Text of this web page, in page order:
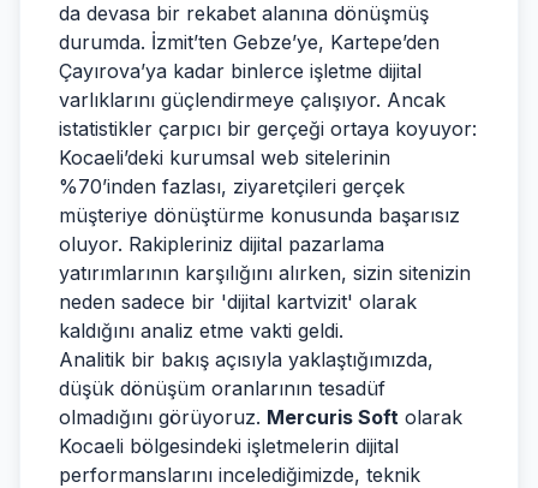
da devasa bir rekabet alanına dönüşmüş
durumda. İzmit’ten Gebze’ye, Kartepe’den
Çayırova’ya kadar binlerce işletme dijital
varlıklarını güçlendirmeye çalışıyor. Ancak
istatistikler çarpıcı bir gerçeği ortaya koyuyor:
Kocaeli’deki kurumsal web sitelerinin
%70’inden fazlası, ziyaretçileri gerçek
müşteriye dönüştürme konusunda başarısız
oluyor. Rakipleriniz dijital pazarlama
yatırımlarının karşılığını alırken, sizin sitenizin
neden sadece bir 'dijital kartvizit' olarak
kaldığını analiz etme vakti geldi.
Analitik bir bakış açısıyla yaklaştığımızda,
düşük dönüşüm oranlarının tesadüf
olmadığını görüyoruz. Mercuris Soft olarak
Kocaeli bölgesindeki işletmelerin dijital
performanslarını incelediğimizde, teknik